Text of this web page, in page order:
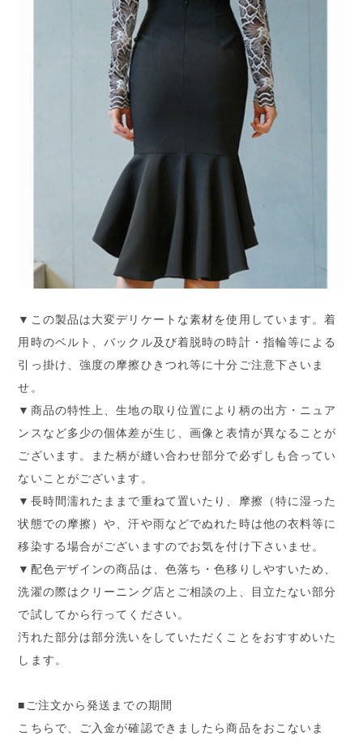
▼この製品は大変デリケートな素材を使用しています。着
用時のベルト、バックル及び着脱時の時計・指輪等による
引っ掛け、強度の摩擦ひきつれ等に十分ご注意下さいま
せ。
▼商品の特性上、生地の取り位置により柄の出方・ニュア
ンスなど多少の個体差が生じ、画像と表情が異なることが
ございます。また柄が縫い合わせ部分で必ずしも合ってい
ないことがございます。
▼長時間濡れたままで重ねて置いたり、摩擦（特に湿った
状態での摩擦）や、汗や雨などでぬれた時は他の衣料等に
移染する場合がございますのでお気を付け下さいませ。
▼配色デザインの商品は、色落ち・色移りしやすいため、
洗濯の際はクリーニング店とご相談の上、目立たない部分
で試してから行ってください。
汚れた部分は部分洗いをしていただくことをおすすめいた
します。
■ご注文から発送までの期間
こちらで、ご入金が確認できましたら商品をおこないま